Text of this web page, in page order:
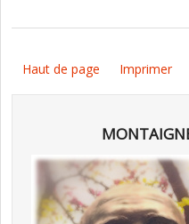
Haut de page Imprimer